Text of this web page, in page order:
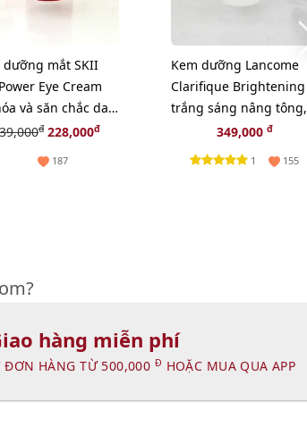
dưỡng mắt SKII
Eye Cream
và săn chắc da
mắt - 2.5g
đ 228,000đ
187
Kem dưỡng Lancome
Clarifique Brightening
trắng sáng nâng tông,
se mịn, 15ml
349,000 đ
1 155
hàng miễn phí
ĐƠN HÀNG TỪ 500,000 Đ HOẶC MUA QUA APP